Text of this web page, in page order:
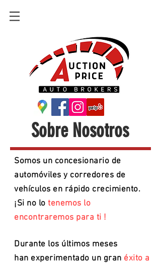
Sobre Nosotros
Somos un concesionario de
automóviles y corredores de
vehículos en rápido crecimiento.
¡Si no lo tenemos lo
encontraremos para ti !
Durante los últimos meses
han experimentado un gran éxito a